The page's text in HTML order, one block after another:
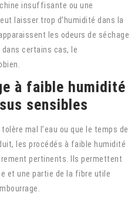
insuffisante ou une
laisser trop d’humidité dans la
les odeurs de séchage
dans certains cas, le
à faible humidité
sensibles
mal l’eau ou que le temps de
les procédés à faible humidité
pertinents. Ils permettent
et une partie de la fibre utile